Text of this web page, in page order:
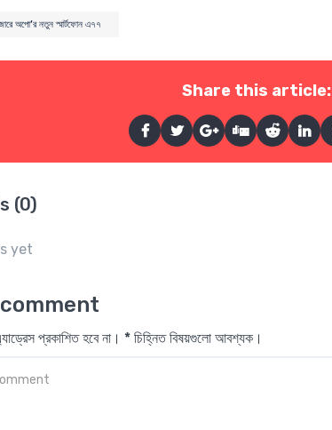
অপো’র নতুন স্মার্টফোন এ৭৭
Share this article:
(0)
yet
প্রকাশিত হবে না। * চিহ্নিত বিষয়গুলো আবশ্যক।